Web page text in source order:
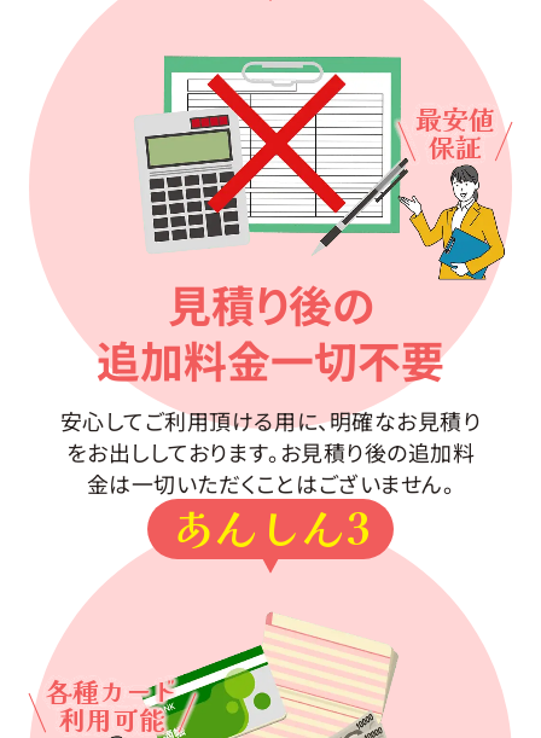
見積り後の
追加料金一切不要
安心してご利用頂ける用に、明確なお見積り
をお出ししております。お見積り後の追加料
金は一切いただくことはございません。
最安値
保証
あんしん3
各種カード
利用可能